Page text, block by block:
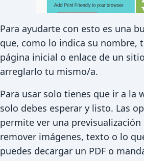
Para ayudarte con esto es una
que, como lo indica su nombre,
página inicial o enlace de un
arreglarlo tu mismo/a.
Para usar solo tienes que ir a la
solo debes esperar y listo. Las
permite ver una
remover imágenes, texto o lo
puedes decargar un PDF o